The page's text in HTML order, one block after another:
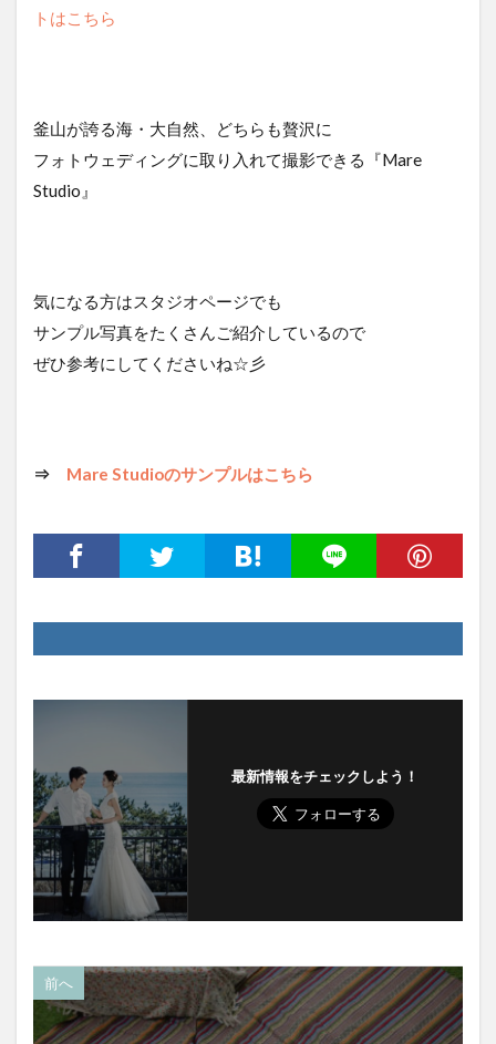
トはこちら
釜山が誇る海・大自然、どちらも贅沢に
フォトウェディングに取り入れて撮影できる『Mare
Studio』
気になる方はスタジオページでも
サンプル写真をたくさんご紹介しているので
ぜひ参考にしてくださいね☆彡
⇒ Mare Studioのサンプルはこちら
最新情報をチェックしよう！
前へ